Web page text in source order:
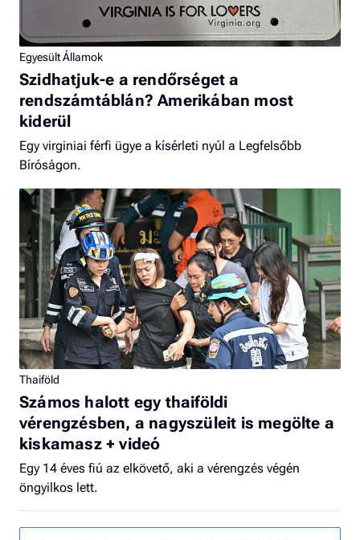
Egyesült Államok
Szidhatjuk-e a rendőrséget a
rendszámtáblán? Amerikában most
kiderül
Egy virginiai férfi ügye a kísérleti nyúl a Legfelsőbb
Bíróságon.
Thaiföld
Számos halott egy thaiföldi
vérengzésben, a nagyszüleit is megölte a
kiskamasz + videó
Egy 14 éves fiú az elkövető, aki a vérengzés végén
öngyilkos lett.